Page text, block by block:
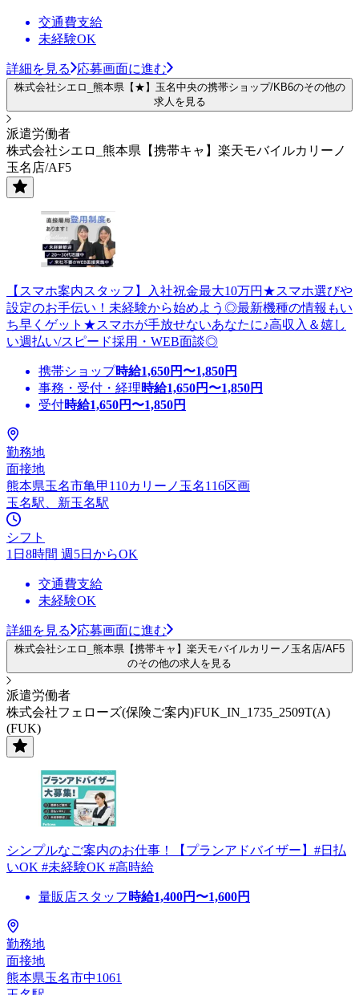
交通費支給
未経験OK
詳細を見る 応募画面に進む
株式会社シエロ_熊本県【★】玉名中央の携帯ショップ/KB6のその他の
求人を見る
派遣労働者
株式会社シエロ_熊本県【携帯キャ】楽天モバイルカリーノ
玉名店/AF5
【スマホ案内スタッフ】入社祝金最大10万円★スマホ選びや
設定のお手伝い！未経験から始めよう◎最新機種の情報もい
ち早くゲット★スマホが手放せないあなたに♪高収入＆嬉し
い週払い/スピード採用・WEB面談◎
携帯ショップ時給1,650円〜1,850円
事務・受付・経理時給1,650円〜1,850円
受付時給1,650円〜1,850円
勤務地
面接地
熊本県玉名市亀甲110カリーノ玉名116区画
玉名駅、新玉名駅
シフト
1日8時間 週5日からOK
交通費支給
未経験OK
詳細を見る 応募画面に進む
株式会社シエロ_熊本県【携帯キャ】楽天モバイルカリーノ玉名店/AF5
のその他の求人を見る
派遣労働者
株式会社フェローズ(保険ご案内)FUK_IN_1735_2509T(A)
(FUK)
シンプルなご案内のお仕事！【プランアドバイザー】#日払
いOK #未経験OK #高時給
量販店スタッフ 時給1,400円〜1,600円
勤務地
面接地
熊本県玉名市中1061